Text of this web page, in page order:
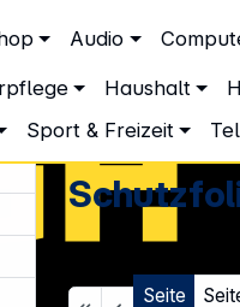
Audio
Haushalt
Sport & Freizeit
Schutzfolien
&
Seite